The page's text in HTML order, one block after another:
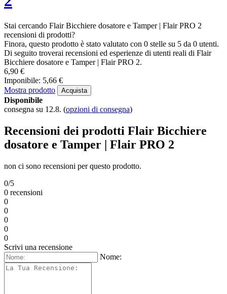
info@baristacaffe.it
10 consigli per preparare un ottimo drink
Tè dalla capsula ECO, perché no?
Come scegliere una caffettiera da viaggio?
Tonico espresso: un rinfrescante successo estivo
tutti gli articoli
Home
Flair Bicchiere dosatore e Tamper | Flair PRO 2
Recensioni
dosatore e Tamper | Flair PRO
2
Stai cercando Flair Bicchiere dosatore e Tamper | Flair PRO 2